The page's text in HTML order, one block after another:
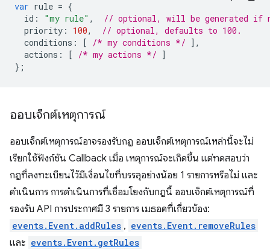
var rule = {
id : "my rule" ,
// optional, will be generated if
priority : 100,
// optional, defaults to 100.
conditions : [ /* my conditions */ ],
actions : [ /* my actions */ ]
};
ออบเจ็กต์เหตุการณ์
ออบเจ็กต์เหตุการณ์อาจรองรับกฎ ออบเจ็กต์เหตุการณ์เหล่านี้จะไม่
เรียกใช้ฟังก์ชัน Callback เมื่อ เหตุการณ์จะเกิดขึ้น แต่ทดสอบว่า
กฎที่ลงทะเบียนไว้มีเงื่อนไขที่บรรลุอย่างน้อย 1 รายการหรือไม่ และ
ดำเนินการ การดำเนินการที่เชื่อมโยงกับกฎนี้ ออบเจ็กต์เหตุการณ์ที่
รองรับ API การประกาศมี 3 รายการ เมธอดที่เกี่ยวข้อง:
events.Event.addRules , events.Event.removeRules
และ events.Event.getRules